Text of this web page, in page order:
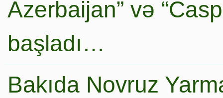
Azerbaijan” və
başladı…
Bakıda Novruz